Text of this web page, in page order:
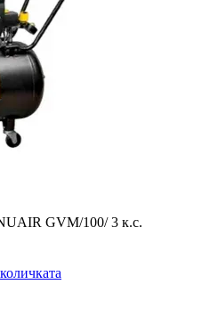
GVM/100/ 3 к.с.